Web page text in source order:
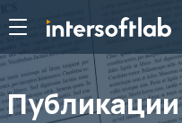
Публикации